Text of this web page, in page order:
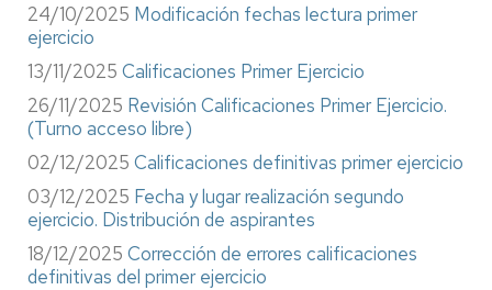
24/10/2025 Modificación fechas lectura primer
ejercicio
13/11/2025 Calificaciones Primer Ejercicio
26/11/2025 Revisión Calificaciones Primer Ejercicio.
(Turno acceso libre)
02/12/2025 Calificaciones definitivas primer ejercicio
03/12/2025 Fecha y lugar realización segundo
ejercicio. Distribución de aspirantes
18/12/2025 Corrección de errores calificaciones
definitivas del primer ejercicio